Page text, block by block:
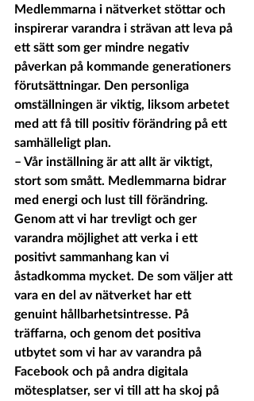
Medlemmarna i nätverket stöttar och
inspirerar varandra i strävan att leva på
ett sätt som ger mindre negativ
påverkan på kommande generationers
förutsättningar. Den personliga
omställningen är viktig, liksom arbetet
med att få till positiv förändring på ett
samhälleligt plan.
– Vår inställning är att allt är viktigt,
stort som smått. Medlemmarna bidrar
med energi och lust till förändring.
Genom att vi har trevligt och ger
varandra möjlighet att verka i ett
positivt sammanhang kan vi
åstadkomma mycket. De som väljer att
vara en del av nätverket har ett
genuint hållbarhetsintresse. På
träffarna, och genom det positiva
utbytet som vi har av varandra på
Facebook och på andra digitala
mötesplatser, ser vi till att ha skoj på